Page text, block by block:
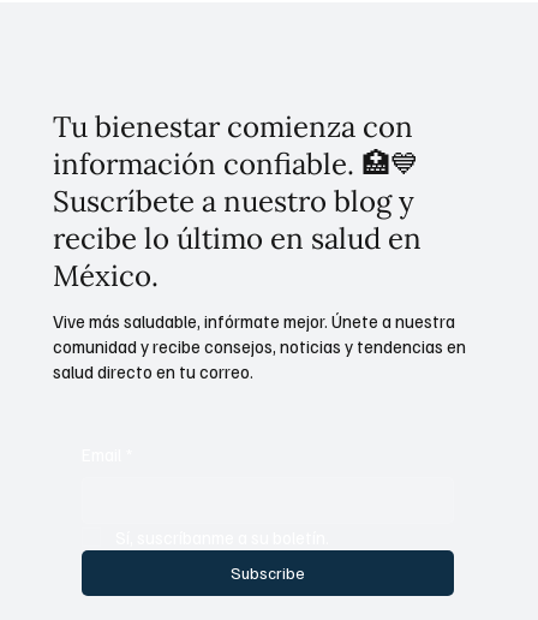
Tu bienestar comienza con
información confiable. 🏥💙
Suscríbete a nuestro blog y
recibe lo último en salud en
México.
Subscribe
Vive más saludable, infórmate mejor. Únete a nuestra
comunidad y recibe consejos, noticias y tendencias en
salud directo en tu correo.